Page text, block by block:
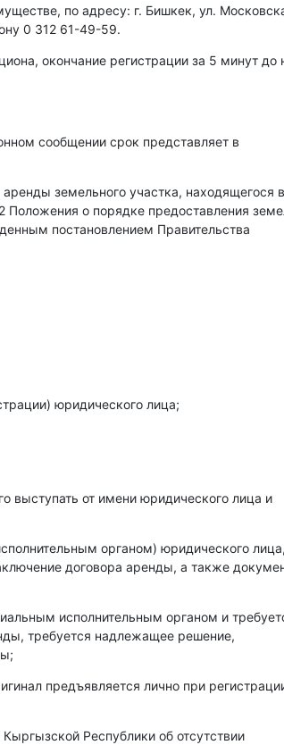
по адресу: г. Бишкек, ул.
0 312 61-49-59.
окончание регистрации за 5 минут до
сообщении срок представляет в
земельного участка, находящегося в
Положения о порядке предоставления
постановлением Правительства
юридического лица;
выступать от имени юридического лица и
органом) юридического лица,
договора аренды, а также
исполнительным органом и
требуется надлежащее решение,
предъявляется лично при
Республики об отсутствии